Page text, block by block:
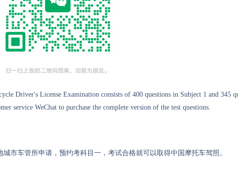
Driver's License Examination consists of 400 questions in Subject 1 and 345
service WeChat to purchase the complete version of the test questions.
市车管所申请，预约考科目一，考试合格就可以取得中国摩托车驾照。